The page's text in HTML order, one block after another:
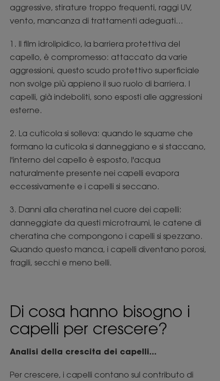
aggressive, stirature troppo frequenti, raggi UV,
vento, mancanza di trattamenti adeguati...
1. Il film idrolipidico, la barriera protettiva del
capello, è compromesso: attaccato da varie
aggressioni, questo scudo protettivo superficiale
non svolge più appieno il suo ruolo di barriera. I
capelli, già indeboliti, sono esposti alle aggressioni
esterne.
2. La cuticola si solleva: quando le squame che
formano la cuticola si danneggiano e si staccano,
l'interno del capello è esposto, l'acqua
naturalmente presente nei capelli evapora
eccessivamente e i capelli si seccano.
3. Danni alla cheratina nel cuore dei capelli:
danneggiate da questi microtraumi, le catene di
cheratina che compongono i capelli si spezzano.
Quando questo manca, i capelli diventano porosi,
fragili, secchi e meno belli.
Di cosa hanno bisogno i
capelli per crescere?
Analisi della crescita dei capelli...
Per crescere, i capelli contano sul contributo di